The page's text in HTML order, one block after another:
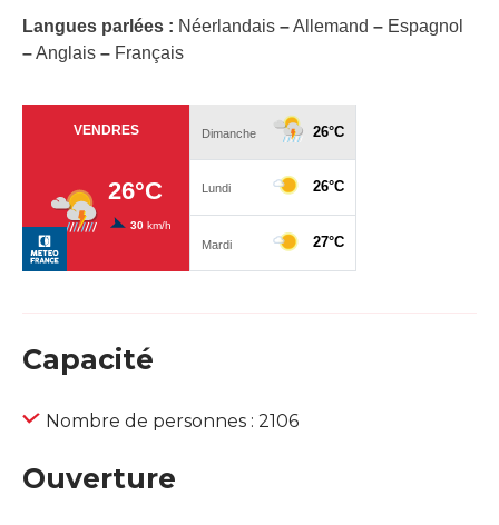
Langues parlées : Néerlandais –Allemand – Espagnol
–Anglais – Français
Capacité
Nombre de personnes : 2106
Ouverture